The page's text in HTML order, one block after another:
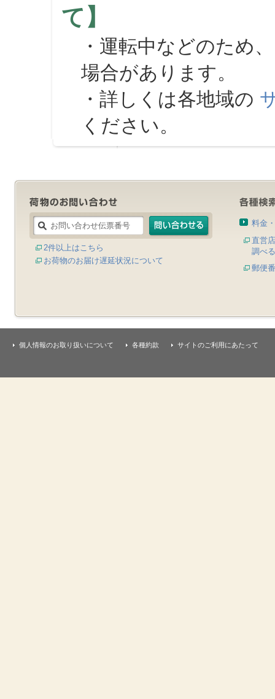
て】
・運転中などのため
場合があります。
・詳しくは各地域の
ください。
2件以上はこちら
お荷物のお届け遅延状況について
料金
直営
調べる
郵便
個人情報のお取り扱いについて 各種約款 サイトのご利用にあたって